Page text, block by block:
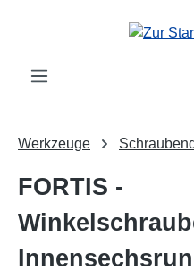
Zum Hauptinhalt springen
Werkzeuge
FORTIS -